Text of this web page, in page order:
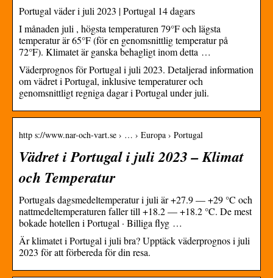
Portugal väder i juli 2023 | Portugal 14 dagars
I månaden juli , högsta temperaturen 79°F och lägsta
temperatur är 65°F (för en genomsnittlig temperatur på
72°F). Klimatet är ganska behagligt inom detta …
Väderprognos för Portugal i juli 2023. Detaljerad information
om vädret i Portugal, inklusive temperaturer och
genomsnittligt regniga dagar i Portugal under juli.
http s://www.nar-och-vart.se › … › Europa › Portugal
Vädret i Portugal i juli 2023 – Klimat
och Temperatur
Portugals dagsmedeltemperatur i juli är +27.9 — +29 °C och
nattmedeltemperaturen faller till +18.2 — +18.2 °C. De mest
bokade hotellen i Portugal · Billiga flyg …
Är klimatet i Portugal i juli bra? Upptäck väderprognos i juli
2023 för att förbereda för din resa.